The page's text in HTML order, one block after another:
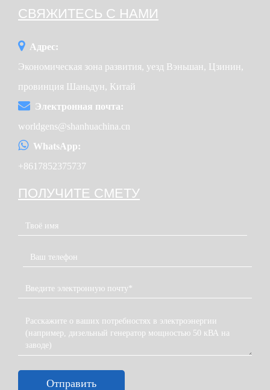
СВЯЖИТЕСЬ С НАМИ
Адрес:
Экономическая зона развития, уезд Вэньшан, Цзинин,
провинция Шаньдун, Китай
Электронная почта:
worldgens@shanhuachina.cn
WhatsApp:
+8617852375737
ПОЛУЧИТЕ СМЕТУ
Отправить